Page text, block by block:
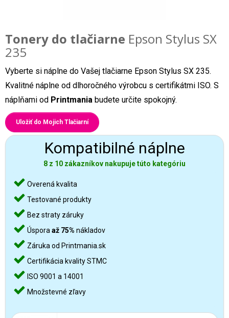
Tonery do tlačiarne Epson Stylus SX
235
Vyberte si náplne do Vašej tlačiarne Epson Stylus SX 235.
Kvalitné náplne od dlhoročného výrobcu s certifikátmi ISO. S
náplňami od Printmania budete určite spokojný.
Uložiť do Mojich Tlačiarní
Kompatibilné náplne
8 z 10 zákazníkov nakupuje túto kategóriu
Overená kvalita
Testované produkty
Bez straty záruky
Úspora až 75% nákladov
Záruka od Printmania.sk
Certifikácia kvality STMC
ISO 9001 a 14001
Množstevné zľavy